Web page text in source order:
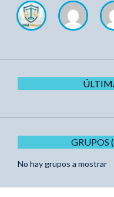
GRUPOS
No hay grupos a mostrar